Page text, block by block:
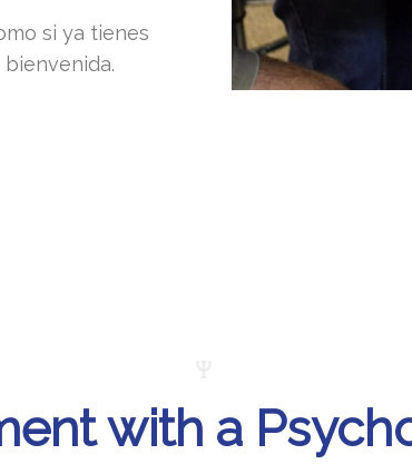
si ya tienes
with a